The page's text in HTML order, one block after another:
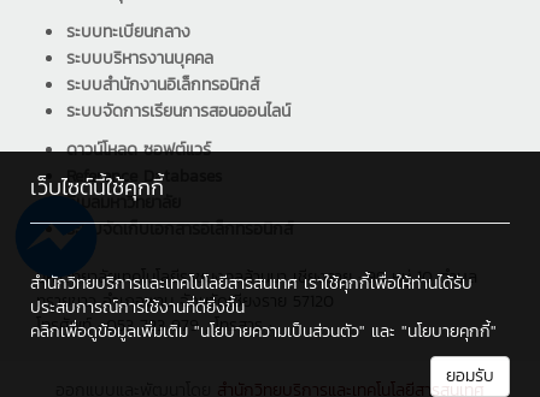
ระบบทะเบียนกลาง
ระบบบริหารงานบุคคล
ระบบสำนักงานอิเล็กทรอนิกส์
ระบบจัดการเรียนการสอนออนไลน์
ดาวน์โหลด ซอฟต์แวร์
Reference Databases
อีเมลมหาวิทยาลัย
ระบบจัดเก็บเอกสารอิเล็กทรอนิกส์
มหาวิทยาลัยเทคโนโลยีราชมงคลล้านนา เชียงราย : 99 หมู่ 10 ตำบล
ทรายขาว อำเภอพาน จังหวัดเชียงราย 57120
โทรศัพท์ : 053 723 979 , โทรสาร :
เว็บไซต์นี้ใช้คุกกี้
สำนักวิทยบริการและเทคโนโลยีสารสนเทศ เราใช้คุกกี้เพื่อให้ท่านได้รับ
ประสบการณ์การใช้งานที่ดียิ่งขึ้น
คลิกเพื่อดูข้อมูลเพิ่มเติม "นโยบายความเป็นส่วนตัว" และ "นโยบายคุกกี้"
ยอมรับ
สำนักวิทยบริการและเทคโนโลยีสารสนเทศ